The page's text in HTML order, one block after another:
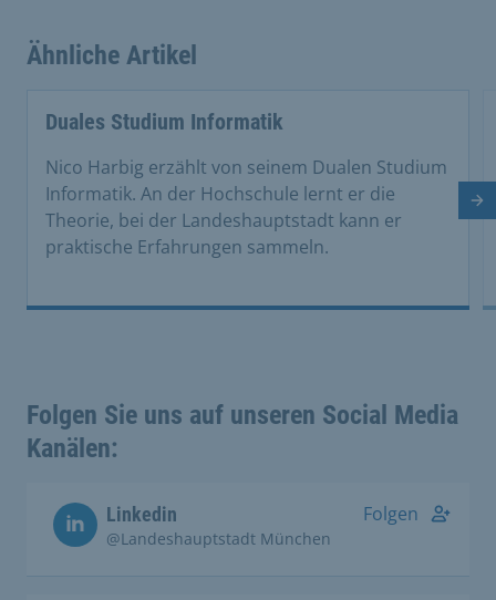
Ähnliche Artikel
Duales Studium Informatik
Nico Harbig erzählt von seinem Dualen Studium
Informatik. An der Hochschule lernt er die
Theorie, bei der Landeshauptstadt kann er
praktische Erfahrungen sammeln.
Folgen Sie uns auf unseren Social Media
Kanälen:
Linkedin
@Landeshauptstadt München
Folgen